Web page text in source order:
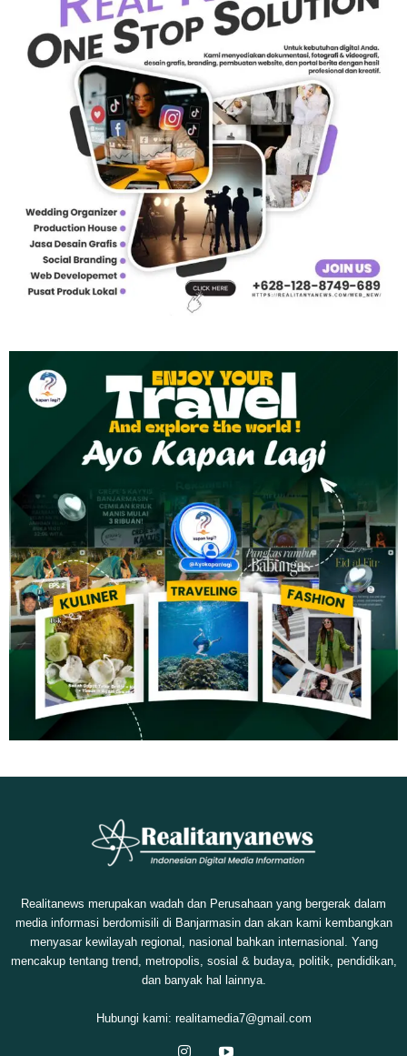
Realitanews merupakan wadah dan Perusahaan yang bergerak dalam
media informasi berdomisili di Banjarmasin dan akan kami kembangkan
menyasar kewilayah regional, nasional bahkan internasional. Yang
mencakup tentang trend, metropolis, sosial & budaya, politik, pendidikan,
dan banyak hal lainnya.
Hubungi kami: realitamedia7@gmail.com